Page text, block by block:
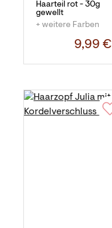
Haarteil rot - 30g
gewellt
+ weitere Farben
9,99 €